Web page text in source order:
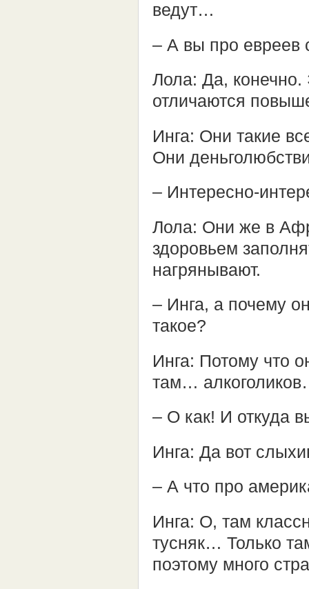
ведут…
– А вы про евреев
Лола: Да, конечно.
отличаются
Инга: Они такие
Они
– Интересно-
Лола: Они же в
здоровьем
нагрянывают.
– Инга, а почему
такое?
Инга: Потому что
там…
– О как! И откуда
Инга: Да вот
– А что про
Инга: О, там
тусняк… Только
поэтому много